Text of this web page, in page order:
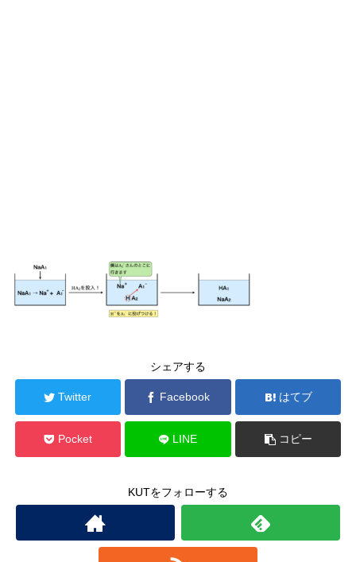
シェアする
Twitter Facebook はてブ
Pocket LINE コピー
KUTをフォローする